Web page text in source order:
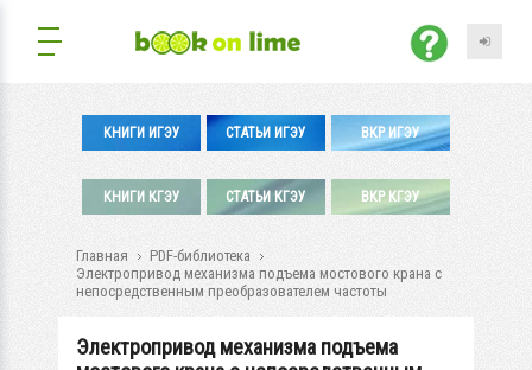
КНИГИ ИГЭУ СТАТЬИ ИГЭУ ВКР ИГЭУ
КНИГИ КГЭУ СТАТЬИ КГЭУ ВКР КГЭУ
Главная
PDF-библиотека
Электропривод механизма подъема мостового крана с
непосредственным преобразователем частоты
Электропривод механизма подъема